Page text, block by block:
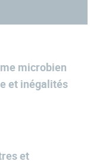
microbien
et inégalités
et